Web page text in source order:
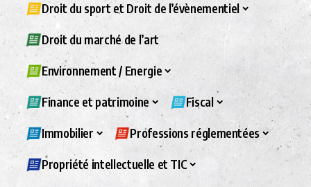
Droit du sport et Droit de l’évènementiel
Droit du marché de l’art
Environnement / Energie
Finance et patrimoine Fiscal
Immobilier Professions réglementées
Propriété intellectuelle et TIC